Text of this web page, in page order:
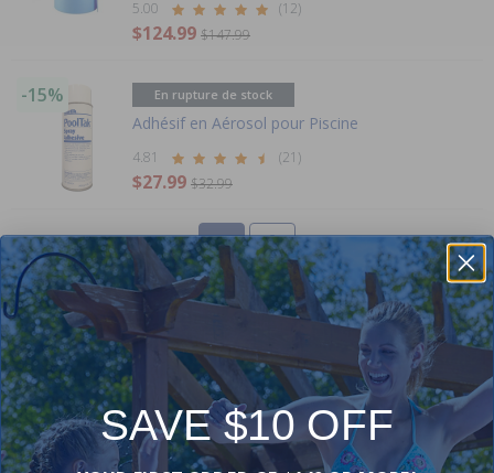
5.00 (12)
$124.99 $147.99
-15% En rupture de stock
Adhésif en Aérosol pour Piscine
4.81 (21)
$27.99 $32.99
1 2
Orders
Compte
Annuler les Commandes
Voir les Commandes
SAVE $10 OFF